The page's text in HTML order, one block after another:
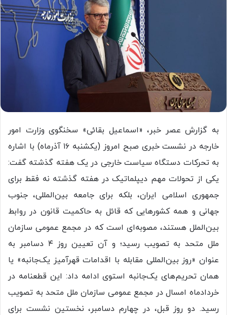
به گزارش عصر خبر، «اسماعیل بقائی» سخنگوی وزارت امور
خارجه در نشست خبری صبح امروز (یکشنبه ۱۶ آذرماه) با اشاره
به تحرکات دستگاه سیاست خارجی در یک هفته گذشته گفت:
یکی از تحولات مهم دیپلماتیک در هفته گذشته نه فقط برای
جمهوری اسلامی ایران، بلکه برای جامعه بین‌المللی، جنوب
جهانی و همه کشورهایی که قائل به حاکمیت قانون در روابط
بین‌الملل هستند، مصوبه‌ای است که در مجمع عمومی سازمان
ملل متحد به تصویب رسید؛ و آن تعیین روز ۴ دسامبر به
عنوان «روز بین‌المللی مقابله با اقدامات قهرآمیز یک‌جانبه» یا
همان تحریم‌های یک‌جانبه استوی ادامه داد: این قطعنامه در
خردادماه امسال در مجمع عمومی سازمان ملل متحد به تصویب
رسید. دو روز قبل، در چهارم دسامبر، نخستین نشست برای